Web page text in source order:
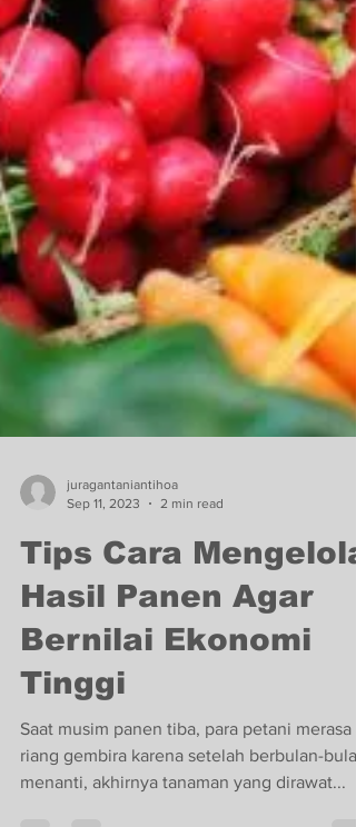
juragantaniantihoa
Sep 11, 2023
2 min read
Tips Cara Mengelola